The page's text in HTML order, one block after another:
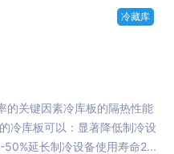
冷藏库
的关键因素冷库板的隔热性能
冷库板可以：显著降低制冷设
延长制冷设备使用寿命2...